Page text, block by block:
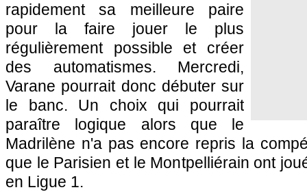
rapidement sa meilleure paire
pour la faire jouer le plus
régulièrement possible et créer
des automatismes. Mercredi,
Varane pourrait donc débuter sur
le banc. Un choix qui pourrait
paraître logique alors que le
Madrilène n'a pas encore repris la
que le Parisien et le Montpelliérain ont
en Ligue 1.